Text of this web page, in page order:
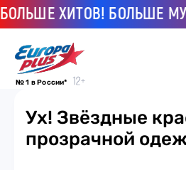
ХИТОВ! БОЛЬШЕ
№ 1 в России*
Ух! Звёздные
прозрачной